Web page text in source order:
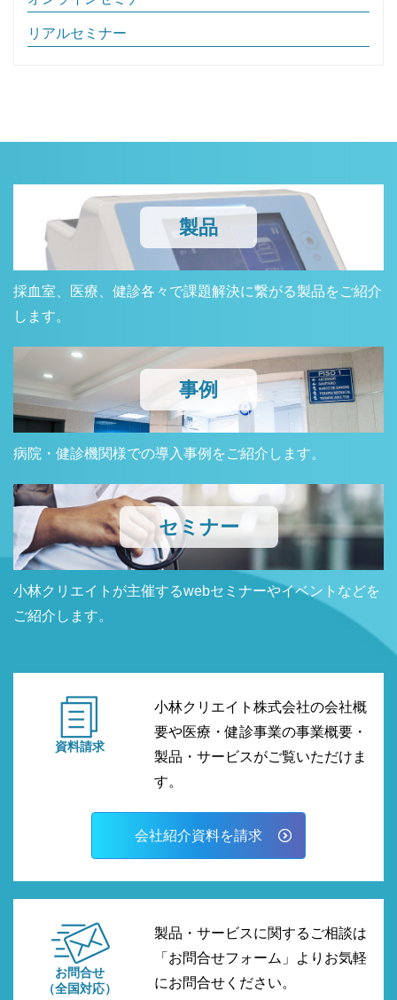
リアルセミナー
製品
採血室、医療、健診各々で課題解決に繋がる製品をご紹介
します。
事例
病院・健診機関様での導入事例をご紹介します。
セミナー
小林クリエイトが主催するwebセミナーやイベントなどを
ご紹介します。
資料請求
小林クリエイト株式会社の会社概
要や医療・健診事業の事業概要・
製品・サービスがご覧いただけま
す。
会社紹介資料を請求
お問合せ
（全国対応）
製品・サービスに関するご相談は
「お問合せフォーム」よりお気軽
にお問合せください。